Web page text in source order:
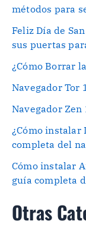
métodos para
Feliz Día de
sus puertas
¿Cómo Borrar
Navegador Tor
Navegador Zen
¿Cómo instalar
completa del
Cómo instalar
guía completa
Otras